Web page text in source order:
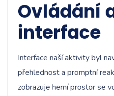
Ovládání
interface
Interface naší aktivity byl
přehlednost a promptní
zobrazuje herní prostor se